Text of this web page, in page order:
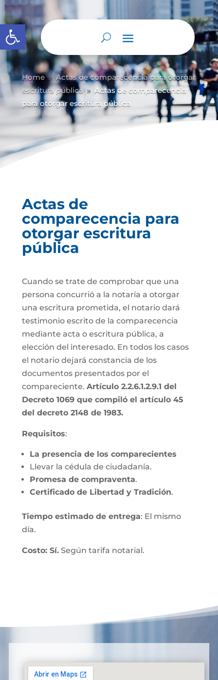
Abrir barra de herramientas
Home 9 Actas de comparecencia para otorgar
escritura pública
9 Actas de comparecencia
para otorgar escritura pública
Actas de
comparecencia para
otorgar escritura
pública
Cuando se trate de comprobar que una
persona concurrió a la notaría a otorgar
una escritura prometida, el notario dará
testimonio escrito de la comparecencia
mediante acta o escritura pública, a
elección del interesado. En todos los casos
el notario dejará constancia de los
documentos presentados por el
compareciente. Artículo 2.2.6.1.2.9.1 del
Decreto 1069 que compiló el artículo 45
del decreto 2148 de 1983.
Requisitos:
La presencia de los comparecientes
Llevar la cédula de ciudadanía.
Promesa de compraventa.
Certificado de Libertad y Tradición.
Tiempo estimado de entrega: El mismo
día.
Costo: Sí.Según tarifa notarial.